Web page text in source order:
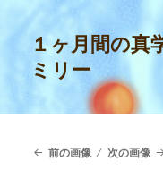
１ヶ月間の真
ミリー
前の画像
次の画像